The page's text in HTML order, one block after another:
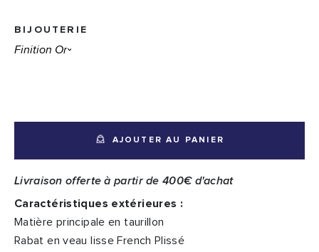
BIJOUTERIE
AJOUTER AU PANIER
Livraison offerte à partir de 400€ d'achat
Caractéristiques extérieures :
Matière principale en taurillon
Rabat en veau lisse French Plissé